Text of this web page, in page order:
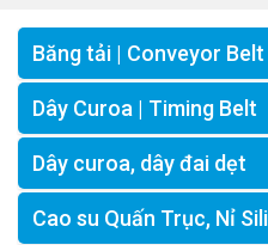
Băng tải | Conveyor Belt
Dây Curoa | Timing Belt
Dây curoa, dây đai dẹt
Cao su Quấn Trục, Nỉ